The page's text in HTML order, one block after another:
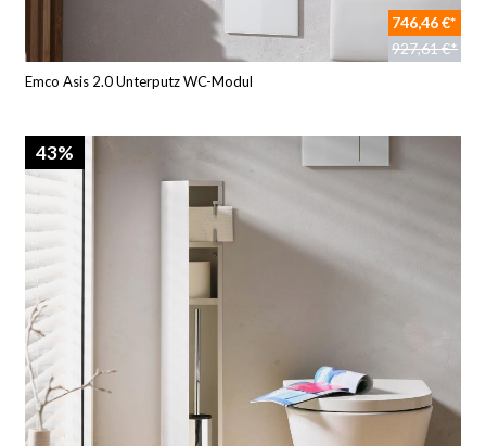
746,46 €*
927,61 €*
Emco Asis 2.0 Unterputz WC-Modul
43%